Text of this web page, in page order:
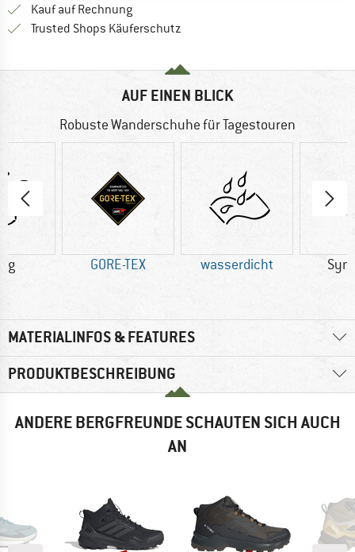
Kauf auf RechnungFinde die Zahlungs-Infos hier! Öffnet
Trusted Shops Käuferschutz
AUF EINEN BLICK
Robuste Wanderschuhe für Tagestouren
g GORE-TEX wasserdicht
MATERIALINFOS & FEATURES
PRODUKTBESCHREIBUNG
ANDERE BERGFREUNDE SCHAUTEN SICH AUCH
AN